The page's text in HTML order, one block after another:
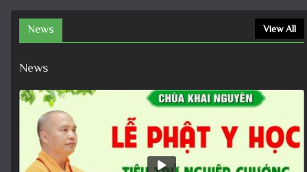
News View All
News